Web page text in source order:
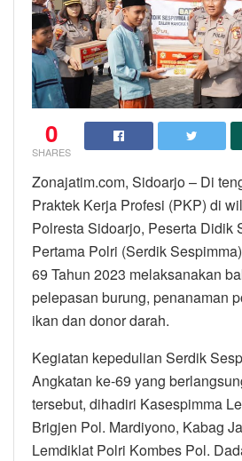
0
SHARES
Zonajatim.com, Sidoarjo – Di
Praktek Kerja Profesi (PKP) di
Polresta Sidoarjo, Peserta Didik
Pertama Polri (Serdik
69 Tahun 2023 melaksanakan
pelepasan burung, penanaman
ikan dan donor darah.
Kegiatan kepedulian Serdik
Angkatan ke-69 yang
tersebut, dihadiri Kasespimma
Brigjen Pol. Mardiyono, Kabag
Lemdiklat Polri Kombes Pol.